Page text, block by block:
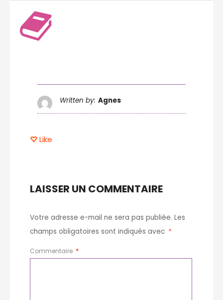
Written by: Agnes
Like
LAISSER UN COMMENTAIRE
Votre adresse e-mail ne sera pas publiée. Les
champs obligatoires sont indiqués avec *
Commentaire *